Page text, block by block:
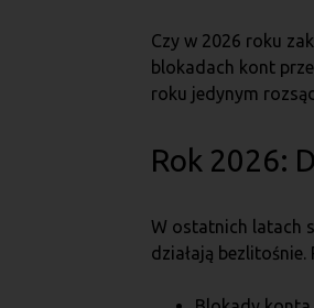
Czy w 2026 roku
blokadach kont
roku jedynym
Rok 2026:
W ostatnich latach
działają